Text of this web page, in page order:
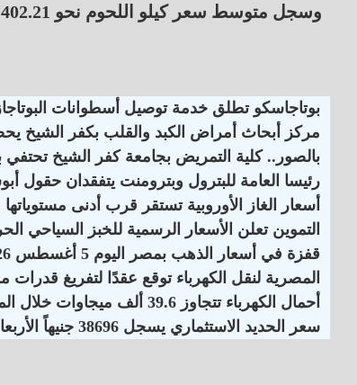
وسجل متوسط سعر كيلو اللحوم نحو 402.21 جنيه، بزيادة 6.89 جنيه.
بوتاجاسكو تطلق خدمة توصيل أسطوانات البوتاجاز
مركز أبحاث أمراض الكبد والقلب بكفر الشيخ
بالصور.. كلية التمريض بجامعة كفر الشيخ تحتفي
رئيسا العامة للبترول وبترومنت يتفقدان حقول
أسعار الغاز الأوروبية تستقر قرب أدنى مستوياتها منذ 3
التموين تعلن الأسعار الرسمية للخبز السياحي
قفزة في أسعار الذهب بمصر اليوم 5 أغسطس 2026
المصرية لنقل الكهرباء توقع عقدًا لتفريغ
أحمال الكهرباء تتجاوز 39.6 ألف ميجاوات خلال الموجة الحارة
سعر الحديد الاستثماري يسجل 38696 جنيهاً الأربعاء 5 أغسطس 2026